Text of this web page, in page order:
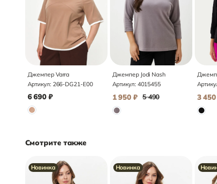
Джемпер Varra
Артикул: 266-DG21-E00
6 690 ₽
Джемпер Jodi Nash
Артикул: 4015455
1 950 ₽ 5 490 3 450
Смотрите также
Новинка Новинка